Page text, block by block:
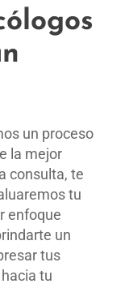
un proceso
la mejor
consulta, te
tu
enfoque
un
tus
tu